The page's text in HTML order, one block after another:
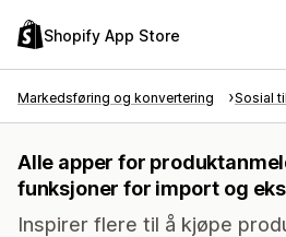
Shopify App Store
Markedsføring og konvertering Sosial
Alle apper for
funksjoner for import og
Inspirer flere til å kjøpe